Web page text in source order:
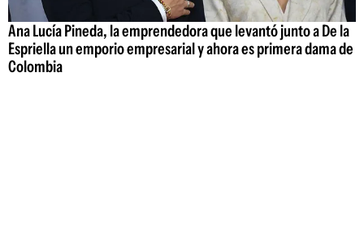
Ana Lucía Pineda, la emprendedora que levantó junto a De la
Espriella un emporio empresarial y ahora es primera dama de
Colombia